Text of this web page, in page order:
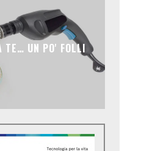
TE… UN PO' FOLLI